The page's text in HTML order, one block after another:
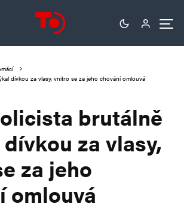
dívkou za vlasy, vnitro se za jeho chování omlouvá
brutálně
za vlasy,
za jeho
omlouvá